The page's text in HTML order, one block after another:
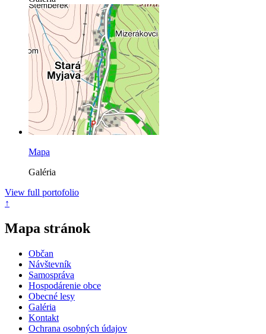
Mapa
Galéria
View full portofolio
↑
Mapa stránok
Občan
Návštevník
Samospráva
Hospodárenie obce
Obecné lesy
Galéria
Kontakt
Ochrana osobných údajov